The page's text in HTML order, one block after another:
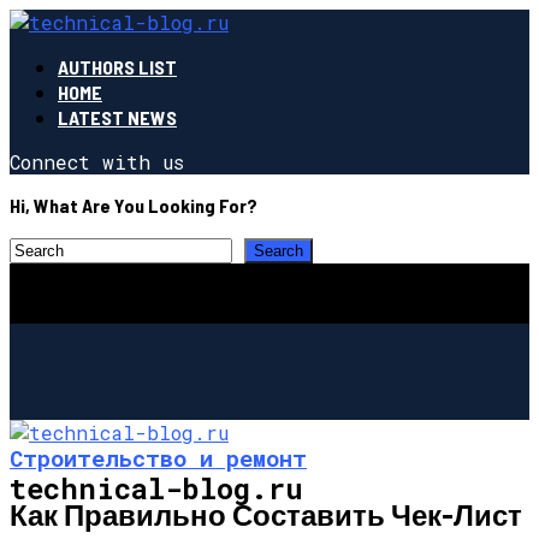
AUTHORS LIST
HOME
LATEST NEWS
Connect with us
Hi, What Are You Looking For?
technical-blog.ru
Строительство и ремонт
Как Правильно Составить Чек-Лист